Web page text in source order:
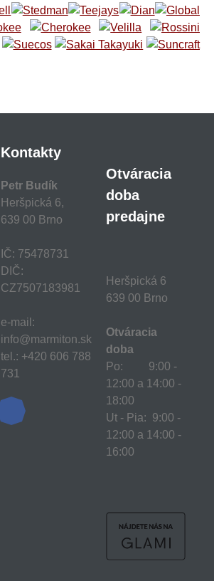
Kontakty
Petr Budík
Heršpická 6,
639 00 Brno
IČ: 75478731
DIČ:
CZ7507183981
e-mail:
info@marmiton.sk
tel.: +420 606 788
731
Otváracia
doba
predajne
Heršpická 6
639 00 Brno
Otváracia
doba
Po: 9:00 -
12:00 a 14:00 -
18:00
Ut - Pia: 9:00 -
12:00 a 14:00 -
16:00